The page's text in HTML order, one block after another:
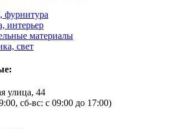
фурнитура
интерьер
материалы
свет
улица, 44
сб-вс: с 09:00 до 17:00)